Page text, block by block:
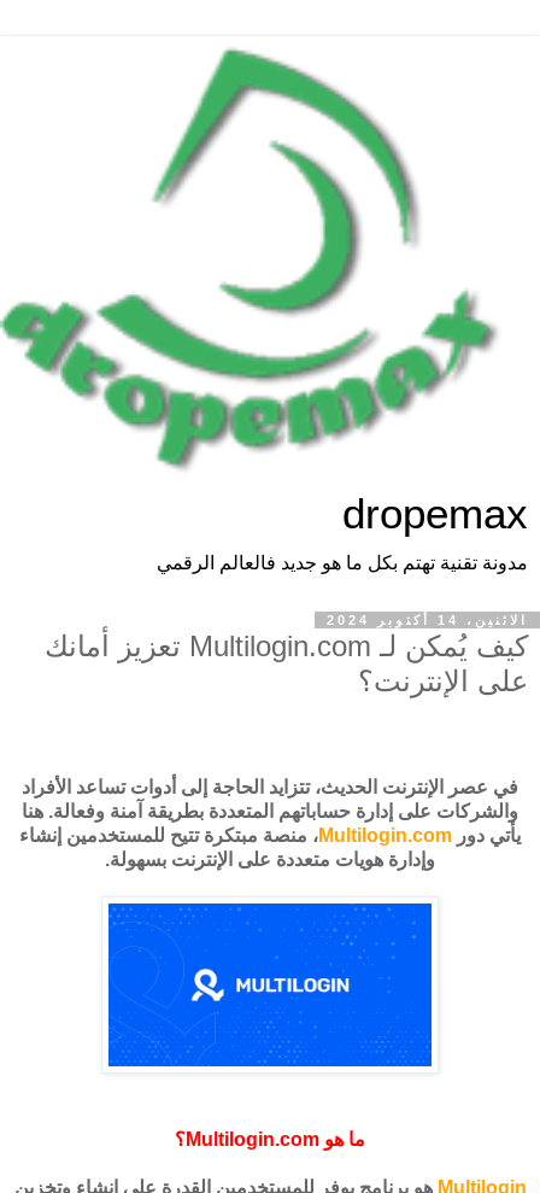
dropemax
مدونة تقنية تهتم بكل ما هو جديد فالعالم الرقمي
الاثنين، 14 أكتوبر 2024
كيف يُمكن لـ Multilogin.com تعزيز أمانك
على الإنترنت؟
في عصر الإنترنت الحديث، تتزايد الحاجة إلى أدوات تساعد الأفراد
والشركات على إدارة حساباتهم المتعددة بطريقة آمنة وفعالة. هنا
يأتي دور Multilogin.com، منصة مبتكرة تتيح للمستخدمين إنشاء
وإدارة هويات متعددة على الإنترنت بسهولة.
ما هو Multilogin.com؟
Multilogin هو برنامج يوفر للمستخدمين القدرة على إنشاء وتخزين